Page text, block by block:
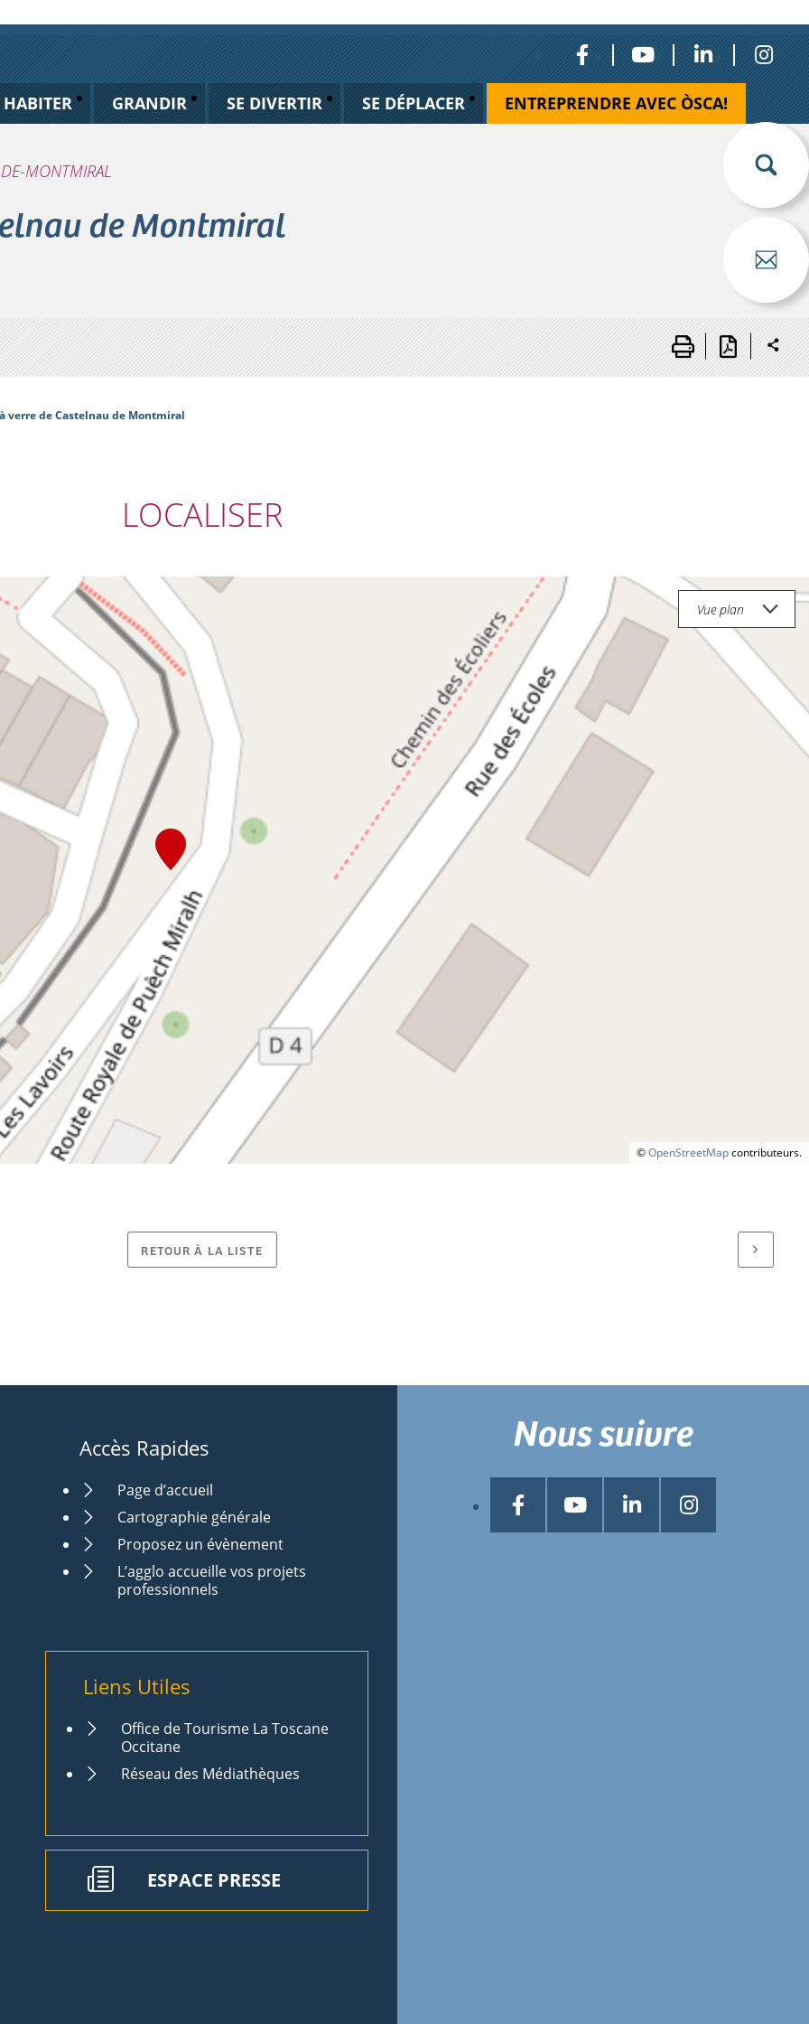
HABITER GRANDIR SE DIVERTIR SE DÉPLACER ENTREPRENDRE AVEC ÒSCA!
MONTMIRAL
de Montmiral
verre de Castelnau de Montmiral
LOCALISER
©OpenStreetMapcontributeurs.
RETOUR À LA LISTE
Accès Rapides
Page d’accueil
Cartographie générale
Proposez un évènement
L’agglo accueille vos projets
professionnels
Liens Utiles
Office de Tourisme La Toscane
Occitane
Réseau des Médiathèques
ESPACE PRESSE
Nous suivre